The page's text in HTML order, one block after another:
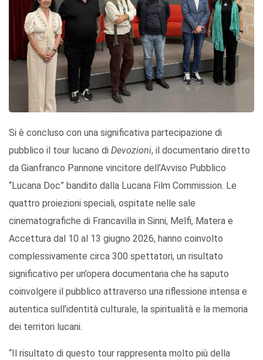
Si è concluso con una significativa partecipazione di
pubblico il tour lucano di Devozioni, il documentario diretto
da Gianfranco Pannone vincitore dell’Avviso Pubblico
“Lucana Doc” bandito dalla Lucana Film Commission. Le
quattro proiezioni speciali, ospitate nelle sale
cinematografiche di Francavilla in Sinni, Melfi, Matera e
Accettura dal 10 al 13 giugno 2026, hanno coinvolto
complessivamente circa 300 spettatori, un risultato
significativo per un’opera documentaria che ha saputo
coinvolgere il pubblico attraverso una riflessione intensa e
autentica sull’identità culturale, la spiritualità e la memoria
dei territori lucani.
“Il risultato di questo tour rappresenta molto più della